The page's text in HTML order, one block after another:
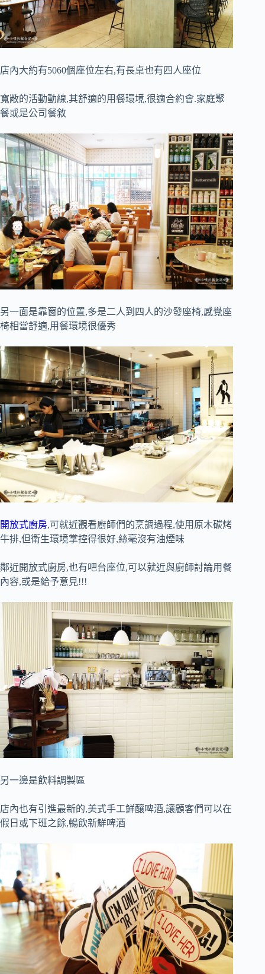
店內大約有5060個座位左右,有長桌也有四人座位
寬敞的活動動線,其舒適的用餐環境,很適合約會.家庭聚
餐或是公司餐敘
另一面是靠窗的位置,多是二人到四人的沙發座椅,感覺座
椅相當舒適,用餐環境很優秀
開放式廚房,可就近觀看廚師們的烹調過程,使用原木碳烤
牛排,但衛生環境掌控得很好,絲毫沒有油煙味
鄰近開放式廚房,也有吧台座位,可以就近與廚師討論用餐
內容,或是給予意見!!!
另一邊是飲料調製區
店內也有引進最新的,美式手工鮮釀啤酒,讓顧客們可以在
假日或下班之餘,暢飲新鮮啤酒